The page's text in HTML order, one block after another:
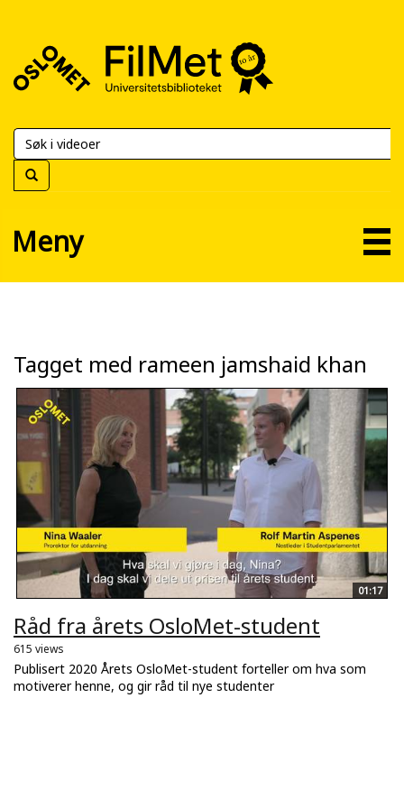
FilMet
Universitetsbiblioteket
Meny
Tagget med rameen jamshaid khan
01:17
Råd fra årets OsloMet-student
615 views
Publisert 2020 Årets OsloMet-student forteller om hva som
motiverer henne, og gir råd til nye studenter